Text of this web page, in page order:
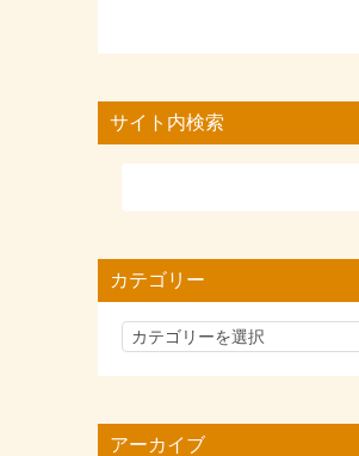
サイト内検索
カテゴリー
カ
リ
アーカイブ